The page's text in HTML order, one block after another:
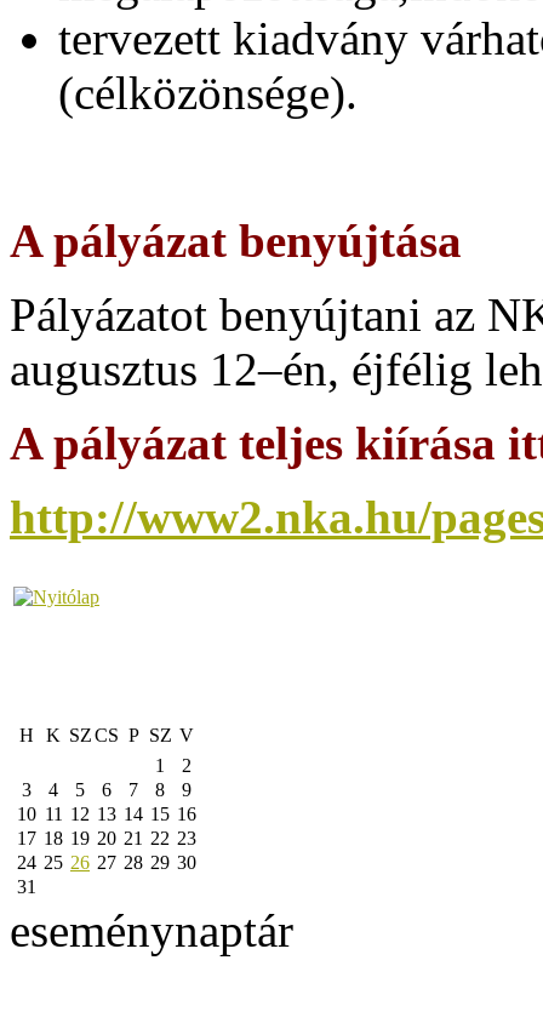
tervezett kiadvány
(célközönsége).
A pályázat benyújtása
Pályázatot benyújtani az
augusztus 12–én, éjfélig
A pályázat teljes kiírása
http://www2.nka.hu/
H K SZCS P SZ V
1
2
3
4 5 6 7 8
9
10 11 12 13 14 15 16
17 18 19 20 21 22 23
24 25 26 27 28 29 30
31
eseménynaptár